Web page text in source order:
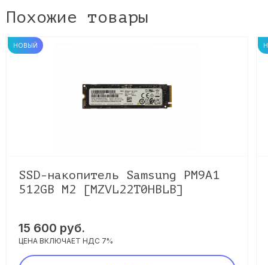
Похожие товары
НОВЫЙ
SSD-накопитель Samsung PM9A1
512GB M2 [MZVL22T0HBLB]
15 600 руб.
ЦЕНА ВКЛЮЧАЕТ НДС 7%